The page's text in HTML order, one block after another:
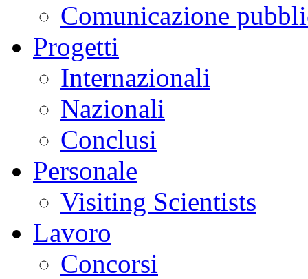
Comunicazione
Progetti
Internazionali
Nazionali
Conclusi
Personale
Visiting Scientists
Lavoro
Concorsi